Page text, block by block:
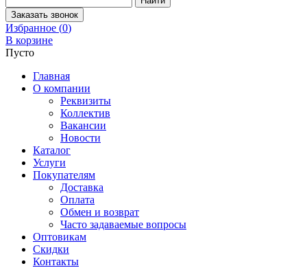
Избранное (0)
В корзине
Пусто
Главная
О компании
Реквизиты
Коллектив
Вакансии
Новости
Каталог
Услуги
Покупателям
Доставка
Оплата
Обмен и возврат
Часто задаваемые вопросы
Оптовикам
Скидки
Контакты